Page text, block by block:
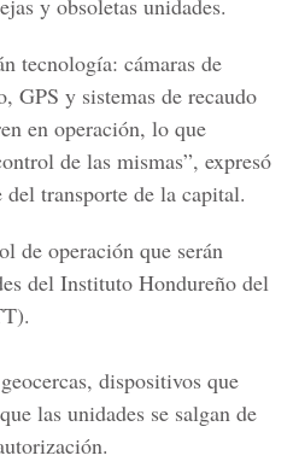
y obsoletas unidades.
tecnología: cámaras de
GPS y sistemas de recaudo
en operación, lo que
de las mismas”, expresó
transporte de la capital.
de operación que serán
del Instituto Hondureño del
dispositivos que
las unidades se salgan de